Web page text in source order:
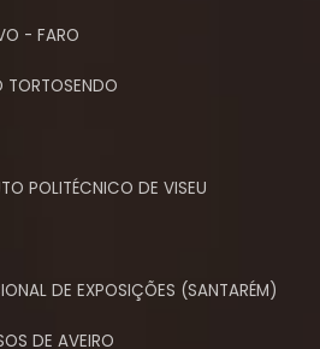
- FARO
TORTOSENDO
POLITÉCNICO DE VISEU
DE EXPOSIÇÕES (SANTARÉM)
DE AVEIRO